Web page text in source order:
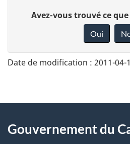
n
v
o
t
Avez-vous trouvé ce
Oui
Date de modification : 2011-04-
About
Gouvernement du